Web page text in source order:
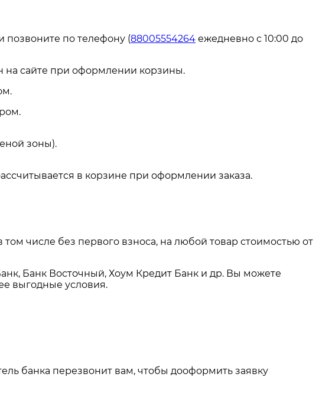
позвоните по телефону (88005554264 ежедневно с 10:00 до
на сайте при оформлении корзины.
зоны).
в корзине при оформлении заказа.
числе без первого взноса, на любой товар стоимостью от
Банк Восточный, Хоум Кредит Банк и др. Вы можете
выгодные условия.
банка перезвонит вам, чтобы дооформить заявку